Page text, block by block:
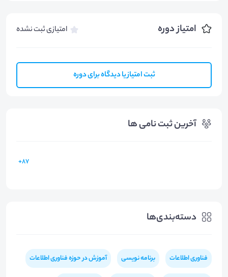
امتیاز دوره امتیازی ثبت نشده
ثبت امتیاز یا دیدگاه برای دوره
آخرین ثبت نامی ها
87+
دسته‌بندی‌ها
فناوری اطلاعات برنامه نویسی آموزش در حوزه فناوری اطلاعات